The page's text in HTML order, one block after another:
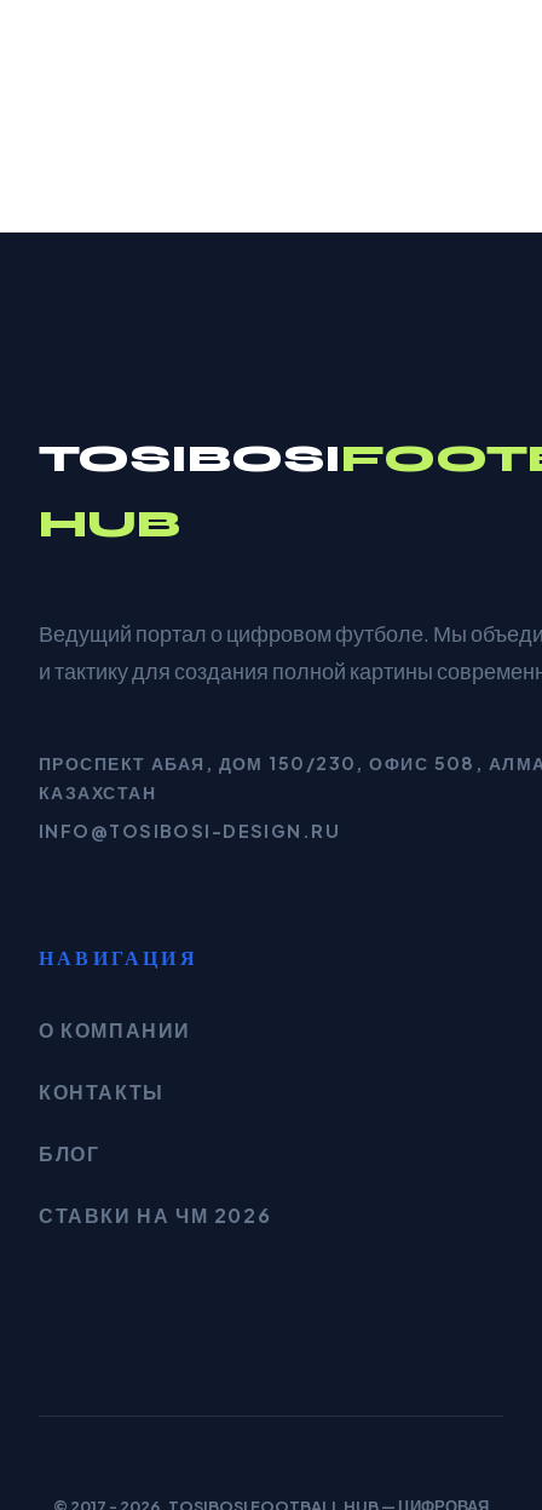
TOSIBOSI
HUB
Ведущий портал о цифровом футболе. Мы
и тактику для создания полной картины
ПРОСПЕКТ АБАЯ, ДОМ 150/230, ОФИС 508,
КАЗАХСТАН
INFO@TOSIBOSI-DESIGN.RU
НАВИГАЦИЯ
О КОМПАНИИ
КОНТАКТЫ
БЛОГ
СТАВКИ НА ЧМ 2026